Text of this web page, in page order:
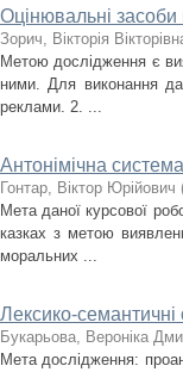
Оцінювальні
Зорич, Вікторія
Метою дослідження є
ними. Для виконання
реклами. 2. ...
Антонімічна
Гонтар, Віктор Юрійович
Мета даної курсової
казках з метою
моральних ...
Лексико-
Букарьова, Вероніка
Мета дослідження: